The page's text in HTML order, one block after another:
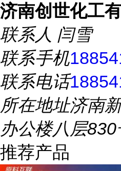
济南创世化工
联系人 闫雪
联系手机
联系电话
所在地址济南
办公楼八层830
推荐产品